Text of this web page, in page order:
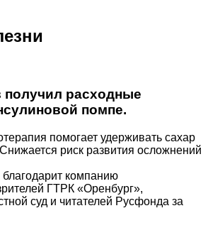
расходные
помпе.
помогает удерживать сахар
риск развития осложнений
компанию
ГТРК «Оренбург»,
суд и читателей Русфонда за